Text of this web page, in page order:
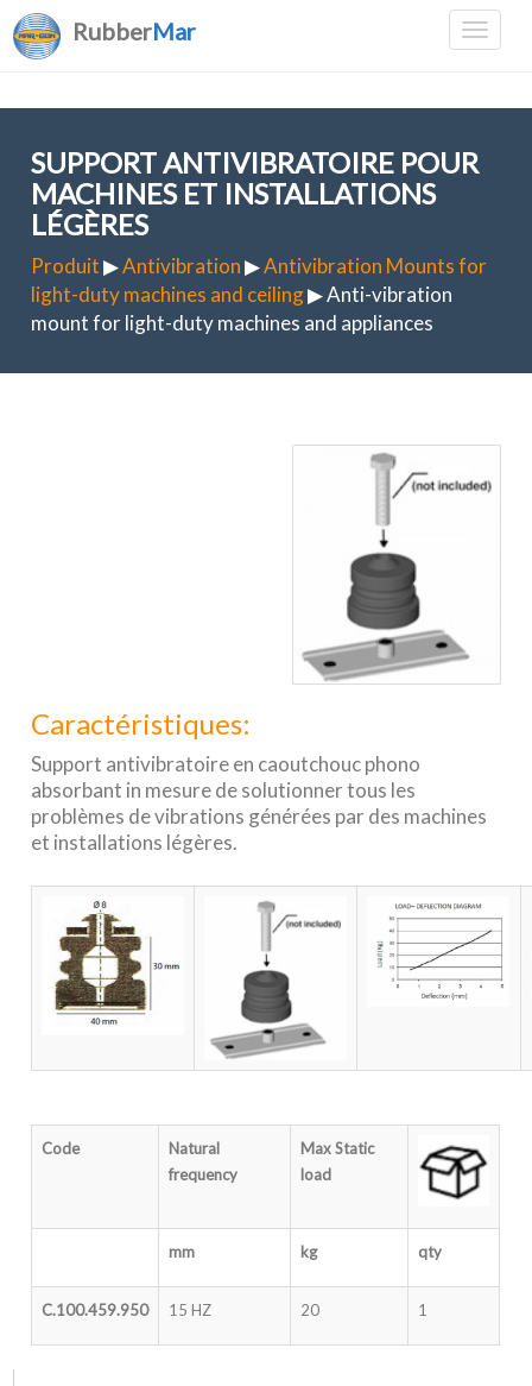
RubberMar
SUPPORT ANTIVIBRATOIRE POUR
MACHINES ET INSTALLATIONS
LÉGÈRES
Produit▶Antivibration▶Antivibration Mounts for
light-duty machines and ceiling▶ Anti-vibration
mount for light-duty machines and appliances
Caractéristiques:
Support antivibratoire en caoutchouc phono
absorbant in mesure de solutionner tous les
problèmes de vibrations générées par des machines
et installations légères.
Code
Natural
frequency
Max Static
load
mm kg qty
C.100.459.950 15 HZ 20 1